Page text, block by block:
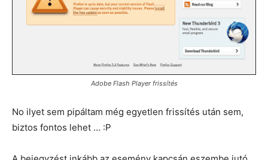
Adobe Flash Player frissítés
No ilyet sem pipáltam még egyetlen frissítés után sem,
biztos fontos lehet … :P